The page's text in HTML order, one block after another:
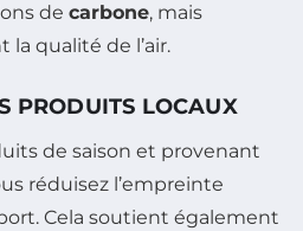
de carbone, mais
qualité de l’air.
PRODUITS LOCAUX
de saison et provenant
réduisez l’empreinte
Cela soutient également